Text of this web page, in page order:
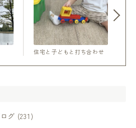
住宅と子どもと打ち合わせ
グ (231)